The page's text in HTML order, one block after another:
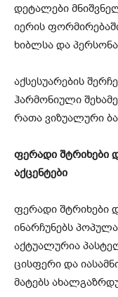
დეტალები
იერის
ხიბლსა და
აქსესუარების
ჰარმონიული
რათა ვიზუალური
ფერადი შტრიხები
აქცენტები
ფერადი შტრიხები
ინარჩუნებს
აქტუალურია
ცისფერი და
მატებს